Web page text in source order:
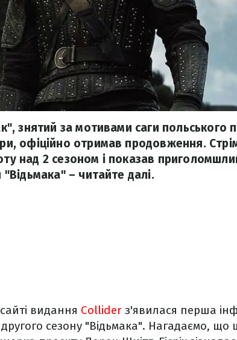
знятий за мотивами саги польського
офіційно отримав продовження.
над 2 сезоном і показав
"Відьмака" – читайте далі.
видання Collider з'явилася перша
сезону "Відьмака". Нагадаємо,